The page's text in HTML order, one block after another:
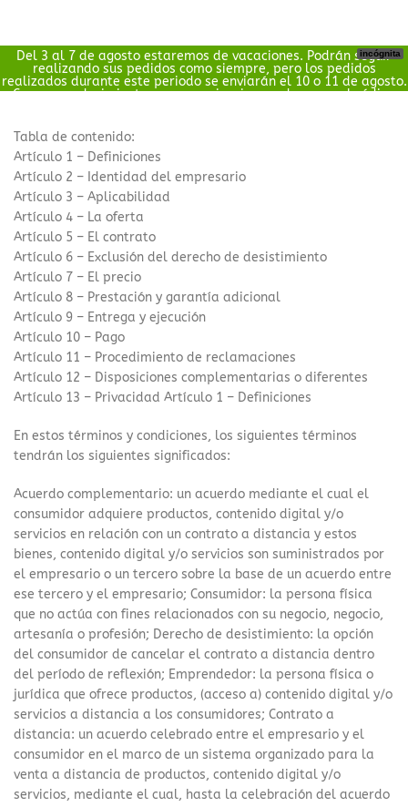
incógnita
Del 3 al 7 de agosto estaremos de vacaciones. Podrán seguir
realizando sus pedidos como siempre, pero los pedidos
realizados durante este periodo se enviarán el 10 o 11 de agosto.
Como agradecimiento por su paciencia, pueden usar el código
0
€
Tabla de contenido:
Artículo 1 – Definiciones
Artículo 2 – Identidad del empresario
Artículo 3 – Aplicabilidad
Artículo 4 – La oferta
Artículo 5 – El contrato
Artículo 6 – Exclusión del derecho de desistimiento
Artículo 7 – El precio
Artículo 8 – Prestación y garantía adicional
Artículo 9 – Entrega y ejecución
Artículo 10 – Pago
Artículo 11 – Procedimiento de reclamaciones
Artículo 12 – Disposiciones complementarias o diferentes
Artículo 13 – Privacidad Artículo 1 – Definiciones
En estos términos y condiciones, los siguientes términos
tendrán los siguientes significados:
Acuerdo complementario: un acuerdo mediante el cual el
consumidor adquiere productos, contenido digital y/o
servicios en relación con un contrato a distancia y estos
bienes, contenido digital y/o servicios son suministrados por
el empresario o un tercero sobre la base de un acuerdo entre
ese tercero y el empresario; Consumidor: la persona física
que no actúa con fines relacionados con su negocio, negocio,
artesanía o profesión; Derecho de desistimiento: la opción
del consumidor de cancelar el contrato a distancia dentro
del período de reflexión; Emprendedor: la persona física o
jurídica que ofrece productos, (acceso a) contenido digital y/o
servicios a distancia a los consumidores; Contrato a
distancia: un acuerdo celebrado entre el empresario y el
consumidor en el marco de un sistema organizado para la
venta a distancia de productos, contenido digital y/o
servicios, mediante el cual, hasta la celebración del acuerdo